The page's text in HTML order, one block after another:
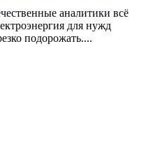
аналитики всё
для нужд
подорожать....